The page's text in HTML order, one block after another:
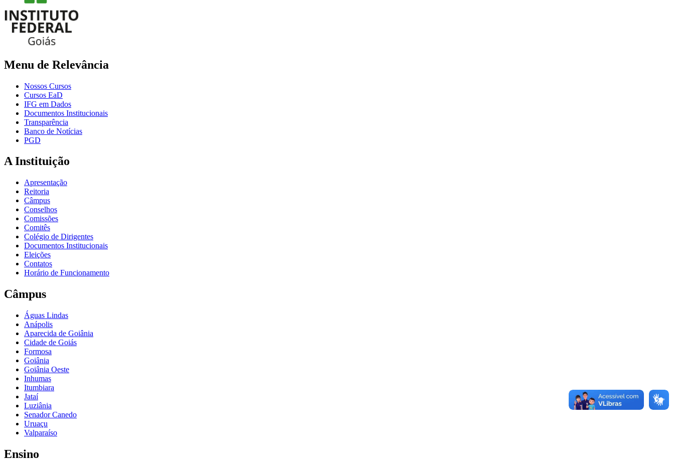
Menu de Relevância
Nossos Cursos
Cursos EaD
IFG em Dados
Documentos Institucionais
Transparência
Banco de Notícias
PGD
A Instituição
Apresentação
Reitoria
Câmpus
Conselhos
Comissões
Comitês
Colégio de Dirigentes
Documentos Institucionais
Eleições
Contatos
Horário de Funcionamento
Câmpus
Águas Lindas
Anápolis
Aparecida de Goiânia
Cidade de Goiás
Formosa
Goiânia
Goiânia Oeste
Inhumas
Itumbiara
Jataí
Luziânia
Senador Canedo
Uruaçu
Valparaíso
Ensino